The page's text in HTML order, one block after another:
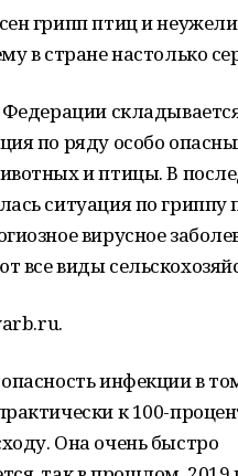
грипп птиц и неужели
в стране настолько
Федерации
по ряду особо
и птицы. В
ситуация по гриппу
вирусное
все виды
инфекции в
к 100-
Она очень быстро